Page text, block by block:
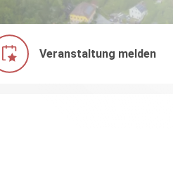
Veranstaltung melden